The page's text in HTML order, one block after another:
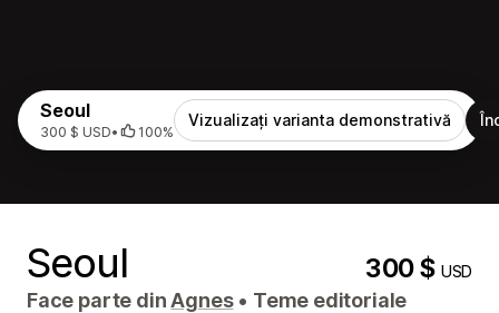
Seoul
300 $ USD• 100%
Vizualizați varianta demonstrativă
Seoul 300 $USD
Face parte dinAgnes • Teme editoriale